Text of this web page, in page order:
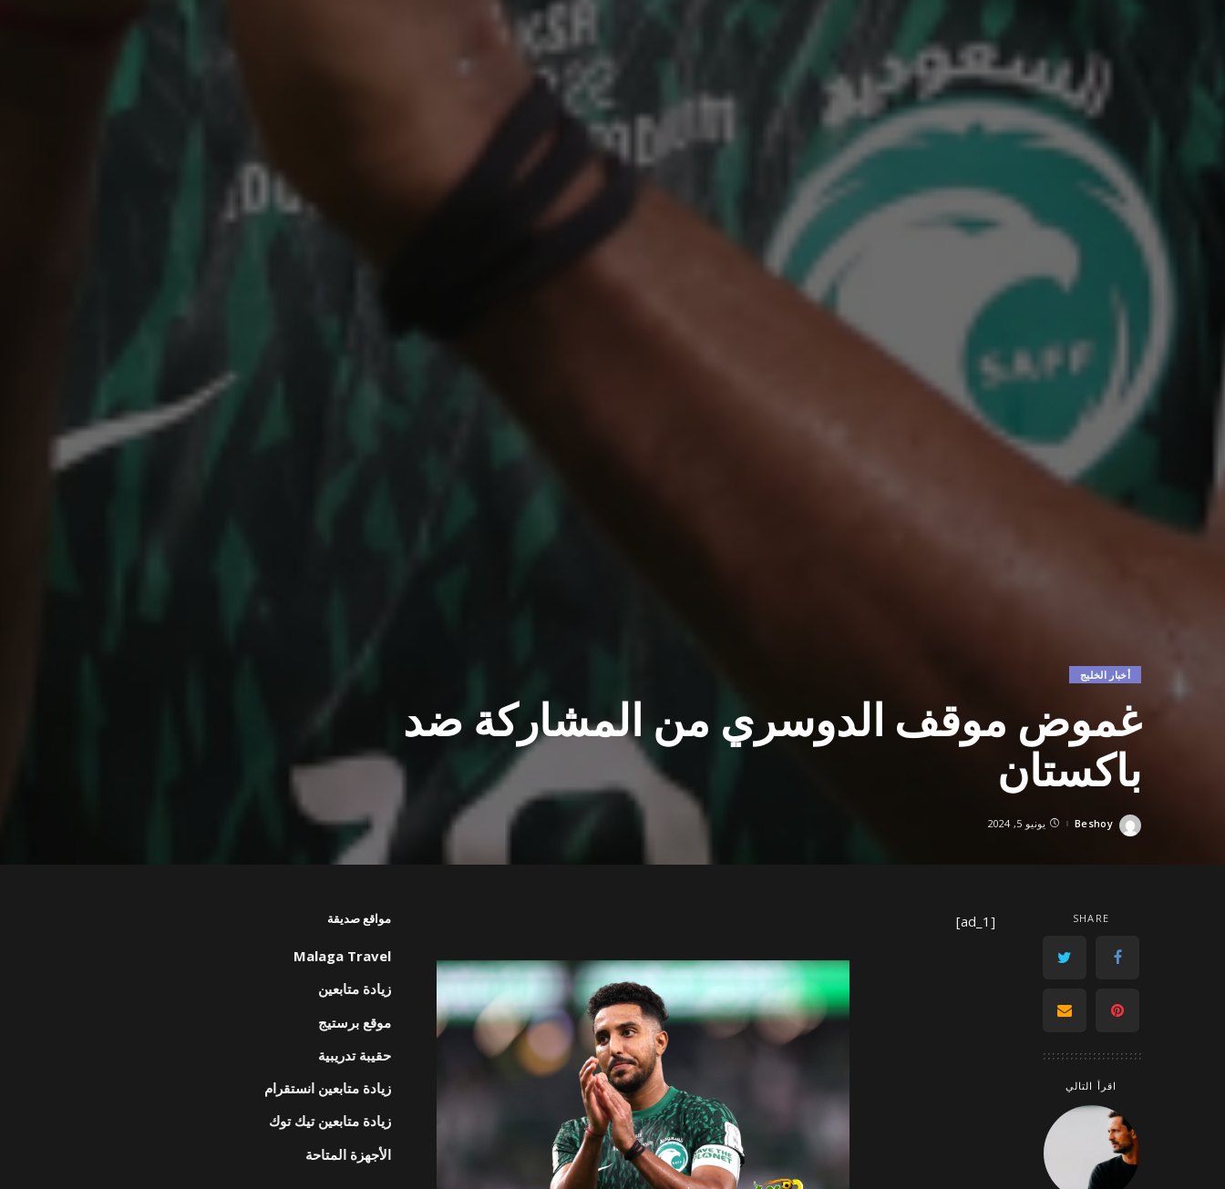
أخبار الخليج
غموض موقف الدوسري من المشاركة ضد
باكستان
Posted
Beshoy يونيو 5, 2024
SHARE
اقرأ التالي
[ad_1] مواقع صديقة
Malaga Travel
زيادة متابعين
موقع برستيج
حقيبة تدريبية
زيادة متابعين انستقرام
زيادة متابعين تيك توك
الأجهزة المتاحة